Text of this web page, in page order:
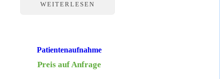
WEITERLESEN
Patientenaufnahme
Preis auf Anfrage